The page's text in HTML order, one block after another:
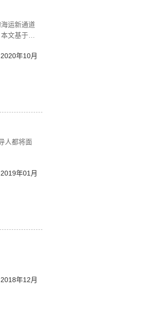
运新通道
文基于定
线沿线国
；减少
西北航道
缘政治经
年10月
人都将面
年01月
年12月